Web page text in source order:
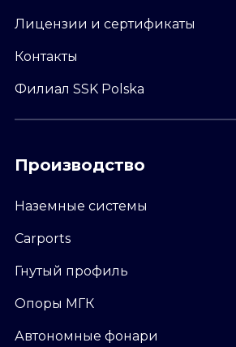
Лицензии и сертификаты
Контакты
Филиал SSK Polska
Производство
Наземные системы
Carports
Гнутый профиль
Опоры МГК
Автономные фонари